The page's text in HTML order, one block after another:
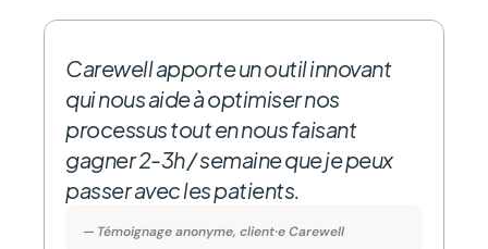
Carewell apporte un outil innovant
qui nous aide à optimiser nos
processus tout en nous faisant
gagner 2-3h / semaine que je peux
passer avec les patients.
— Témoignage anonyme, client·e Carewell